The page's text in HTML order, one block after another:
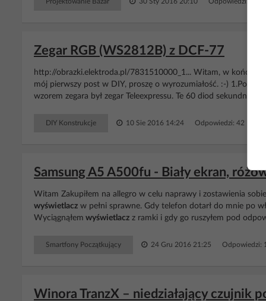
Zegar RGB (WS2812B) z DCF-77
http://obrazki.elektroda.pl/7831510000_1... Witam, w końcu i
mój pierwszy post w DIY, proszę o wyrozumiałość. :-)
wzorem zegara był zegar Teleexpressu. Te 60 diod sekundnika
DIY Konstrukcje 10 Sie 2016 14:24 Odpowiedzi: 42
Samsung A5 A500fu - Biały ekran,
Witam Zakupiłem na allegro w celu naprawy i zostawienia
wyświetlacz w pełni sprawne. Gdy telefon dotarł do mnie po
Wyciągnąłem wyświetlacz z ramki i gdy go ruszyłem pod
Smartfony Początkujący 24 Gru 2016 21:25 Odpowiedzi:
Winora TranzX – niedziałający czujnik